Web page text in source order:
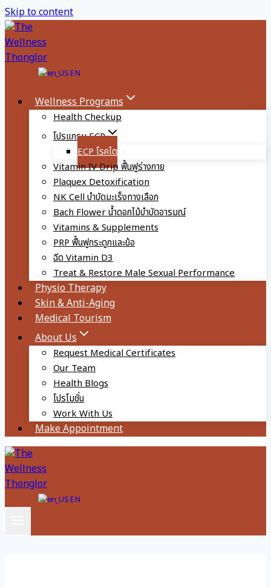
Skip to content
EN
Wellness Programs
Health Checkup
โปรแกรม ECP
ECP โรคไต
Vitamin IV Drip ฟื้นฟูร่างกาย
Plaquex Detoxification
NK Cell บำบัดมะเร็งทางเลือก
Bach Flower น้ำดอกไม้บำบัดอารมณ์
Vitamins & Supplements
PRP ฟื้นฟูกระดูกและข้อ
ฉีด Vitamin D3
Treat & Restore Male Sexual Performance
Physio Therapy
Skin & Anti-Aging
Medical Tourism
About Us
Request Medical Certificates
Our Team
Health Blogs
โปรโมชั่น
Work With Us
Make Appointment
EN